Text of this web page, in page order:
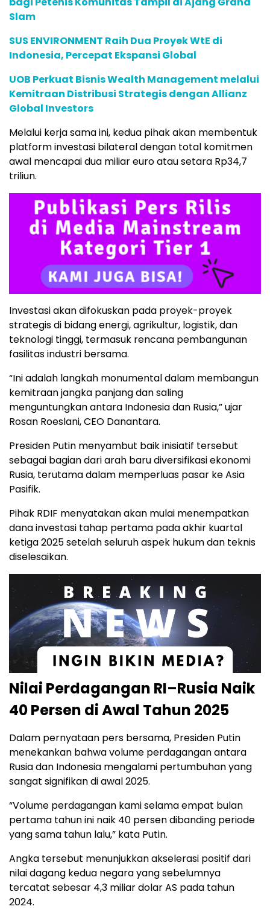
Slam
SUS ENVIRONMENT Raih Dua Proyek WtE di
Indonesia, Percepat Ekspansi Global
UOB Perkuat Bisnis Wealth Management melalui
Kemitraan Distribusi Strategis dengan Allianz
Global Investors
Melalui kerja sama ini, kedua pihak akan membentuk
platform investasi bilateral dengan total komitmen
awal mencapai dua miliar euro atau setara Rp34,7
triliun.
Investasi akan difokuskan pada proyek-proyek
strategis di bidang energi, agrikultur, logistik, dan
teknologi tinggi, termasuk rencana pembangunan
fasilitas industri bersama.
“Ini adalah langkah monumental dalam membangun
kemitraan jangka panjang dan saling
menguntungkan antara Indonesia dan Rusia,” ujar
Rosan Roeslani, CEO Danantara.
Presiden Putin menyambut baik inisiatif tersebut
sebagai bagian dari arah baru diversifikasi ekonomi
Rusia, terutama dalam memperluas pasar ke Asia
Pasifik.
Pihak RDIF menyatakan akan mulai menempatkan
dana investasi tahap pertama pada akhir kuartal
ketiga 2025 setelah seluruh aspek hukum dan teknis
diselesaikan.
Nilai Perdagangan RI–Rusia Naik
40 Persen di Awal Tahun 2025
Dalam pernyataan pers bersama, Presiden Putin
menekankan bahwa volume perdagangan antara
Rusia dan Indonesia mengalami pertumbuhan yang
sangat signifikan di awal 2025.
“Volume perdagangan kami selama empat bulan
pertama tahun ini naik 40 persen dibanding periode
yang sama tahun lalu,” kata Putin.
Angka tersebut menunjukkan akselerasi positif dari
nilai dagang kedua negara yang sebelumnya
tercatat sebesar 4,3 miliar dolar AS pada tahun
2024.